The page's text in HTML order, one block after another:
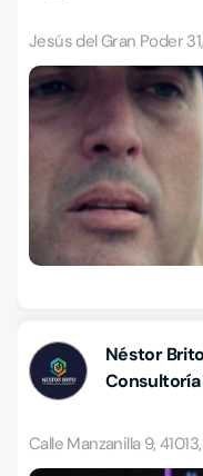
Jesús del Gran Poder
Néstor
Calle Manzanilla 9,